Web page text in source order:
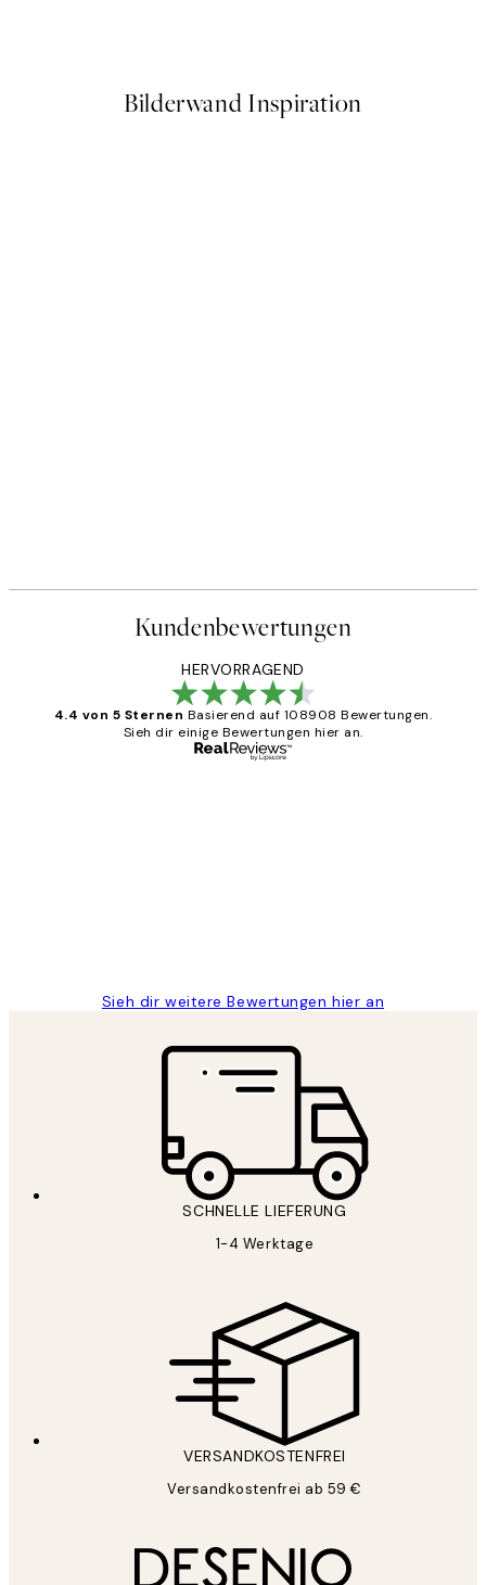
Bilderwand Inspiration
Kundenbewertungen
HERVORRAGEND
4.4 von 5 Sternen Basierend auf 108908 Bewertungen.
Sieh dir einige Bewertungen hier an.
Sieh dir weitere Bewertungen hier an
SCHNELLE LIEFERUNG
1-4 Werktage
VERSANDKOSTENFREI
Versandkostenfrei ab 59 €